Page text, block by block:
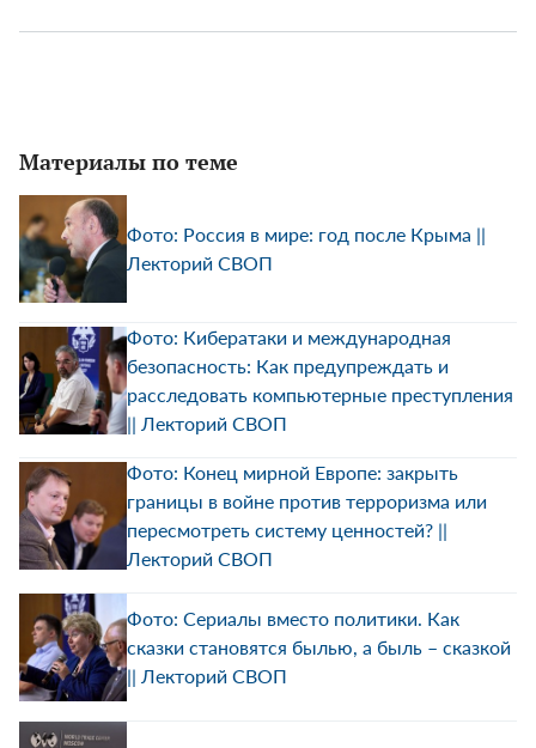
Материалы по теме
Фото: Россия в мире: год после Крыма ||
Лекторий СВОП
Фото: Кибератаки и международная
безопасность: Как предупреждать и
расследовать компьютерные преступления
|| Лекторий СВОП
Фото: Конец мирной Европе: закрыть
границы в войне против терроризма или
пересмотреть систему ценностей? ||
Лекторий СВОП
Фото: Сериалы вместо политики. Как
сказки становятся былью, а быль – сказкой
|| Лекторий СВОП